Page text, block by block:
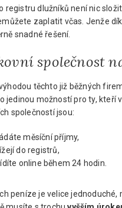
registru dlužníků není nic
zaplatit včas. Jenže
snadné řešení.
společnost
těchto již běžných
jedinou možností pro ty, kteří
společností jsou:
měsíční příjmy,
do registrů,
online během 24 hodin.
peníze je velice